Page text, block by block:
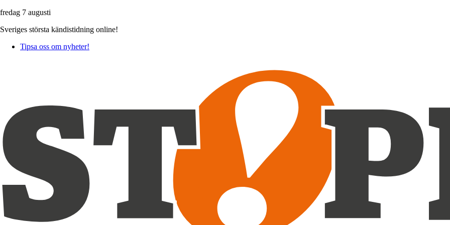
fredag 7 augusti
Sveriges största kändistidning online!
Tipsa oss om nyheter!